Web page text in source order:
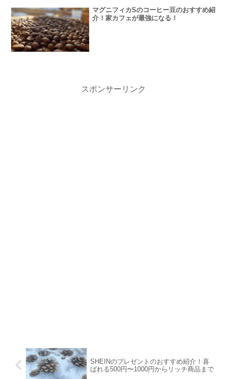
マグニフィカSのコーヒー豆のおすすめ紹
介！家カフェが最強になる！
スポンサーリンク
SHEINのプレゼントのおすすめ紹介！喜
ばれる500円〜1000円からリッチ商品まで